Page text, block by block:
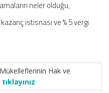
neler olduğu,
istisnası ve % 5 vergi
Hak ve
tıklayınız